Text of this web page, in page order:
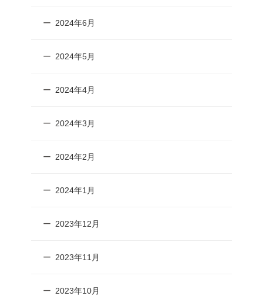
2024年6月
2024年5月
2024年4月
2024年3月
2024年2月
2024年1月
2023年12月
2023年11月
2023年10月